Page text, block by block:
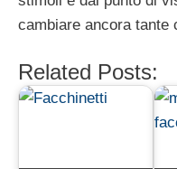
cambiare ancora tante
Related Posts: